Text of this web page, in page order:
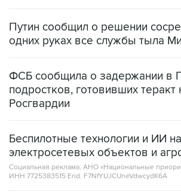
Путин сообщил о решении
одних руках все службы тыла
ФСБ сообщила о задержании в
подростков, готовивших теракт
Росгвардии
Беспилотные технологии и ИИ
электросетевых объектов и
Социальная реклама, АНО «Национальные
ИНН 7725383515 Erid: F7NfYUJCUneVdwcydK6A